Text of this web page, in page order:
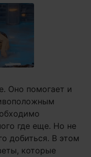
Оно помогает и
где еще. Но не
добиться. В этом
которые